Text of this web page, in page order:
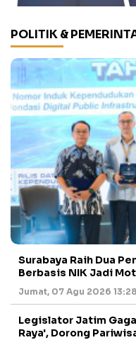
POLITIK &
Surabaya Raih Dua
Berbasis NIK Jadi
Jumat, 07 Agu 2026
Legislator Jatim
Raya', Dorong